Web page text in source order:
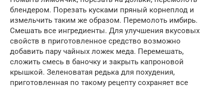
блендером. Порезать кусками пряный корнеплод и
измельчить таким же образом. Перемолоть имбирь.
Смешать все ингредиенты. Для улучшения вкусовых
свойств в приготовленное средство возможно
добавить пару чайных ложек меда. Перемешать,
сложить смесь в баночку и закрыть капроновой
крышкой. Зеленоватая редька для похудения,
приготовленная по такому рецепту сохраняет все